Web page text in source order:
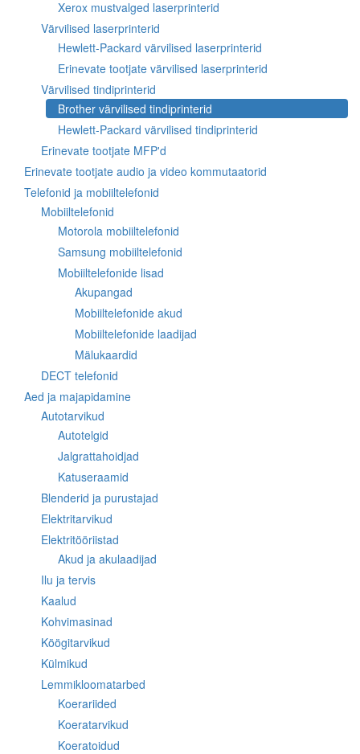
Xerox mustvalged laserprinterid
Värvilised laserprinterid
Hewlett-Packard värvilised laserprinterid
Erinevate tootjate värvilised laserprinterid
Värvilised tindiprinterid
Brother värvilised tindiprinterid
Hewlett-Packard värvilised tindiprinterid
Erinevate tootjate MFP'd
Erinevate tootjate audio ja video kommutaatorid
Telefonid ja mobiiltelefonid
Mobiiltelefonid
Motorola mobiiltelefonid
Samsung mobiiltelefonid
Mobiiltelefonide lisad
Akupangad
Mobiiltelefonide akud
Mobiiltelefonide laadijad
Mälukaardid
DECT telefonid
Aed ja majapidamine
Autotarvikud
Autotelgid
Jalgrattahoidjad
Katuseraamid
Blenderid ja purustajad
Elektritarvikud
Elektritööriistad
Akud ja akulaadijad
Ilu ja tervis
Kaalud
Kohvimasinad
Köögitarvikud
Külmikud
Lemmikloomatarbed
Koerariided
Koeratarvikud
Koeratoidud